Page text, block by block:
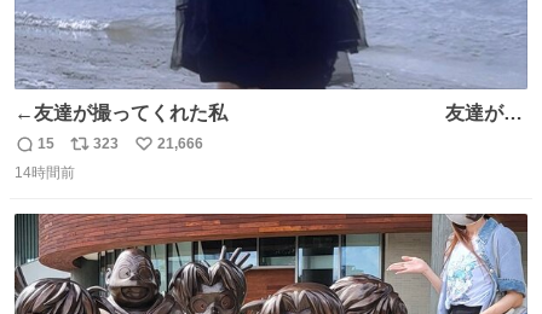
←友達が撮ってくれた私 友達が描
いてくれた私→
返
信
15
リ
ポ
ト
数
323
い
数
21,666
14時間前